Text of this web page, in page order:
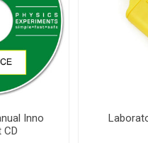
Inno
CD